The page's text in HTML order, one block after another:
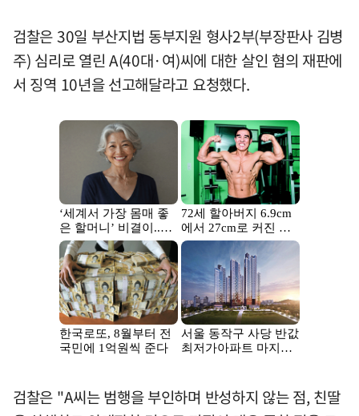
검찰은 30일 부산지법 동부지원 형사2부(부장판사 김병
주) 심리로 열린 A(40대·여)씨에 대한 살인 혐의 재판에
서 징역 10년을 선고해달라고 요청했다.
검찰은 "A씨는 범행을 부인하며 반성하지 않는 점, 친딸